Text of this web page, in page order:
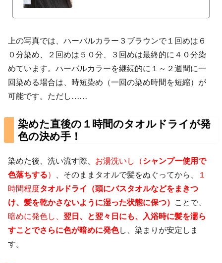
上の写真では、ハーバルカラー３ブラウンで１回めは６
０分染め、２回めは５０分、３回めは最終的に４０分染
めています。ハーバルカラーを継続的に１～２週間に一
回染める場合は、時短染め（一回の染め時間を短縮）が
可能です。ただし……
染めた直後の１時間のタオルドライが発
色の決め手！
染めた後、洗い流す際、 お湯洗いし（シャンプー使用で
色落ちする） 、そのままタオルで髪をぬぐってから、
１
時間程度タオルドライ（頭にバスタオルなどをまきつ
け、髪を乾かさないように湿った状態に保つ） ことで、
暗めに発色し、翌日、と翌々日にも、入浴時に髪を濡ら
すことでさらに色が暗めに発色し、染まりが安定しま
す。